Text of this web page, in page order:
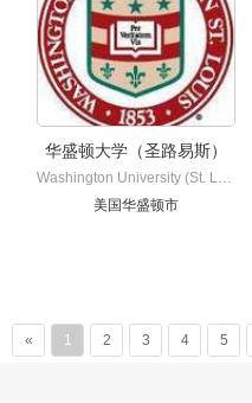
华盛顿大学（圣路易斯）
美国华盛顿市
« 1 2 3 4 5